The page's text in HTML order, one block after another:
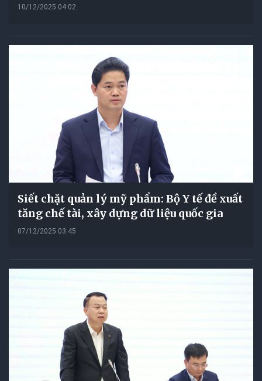
10/12/2025 04:02
Siết chặt quản lý mỹ phẩm: Bộ Y tế đề xuất
tăng chế tài, xây dựng dữ liệu quốc gia
07/12/2025 03:45